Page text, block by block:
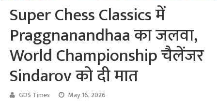
Super Chess Classics में
Praggnanandhaa का जलवा,
World Championship चैलेंजर
Sindarov को दी मात
GDS Times May 16, 2026